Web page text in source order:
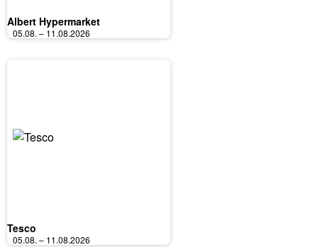
Albert Hypermarket
05.08. – 11.08.2026
Tesco
05.08. – 11.08.2026